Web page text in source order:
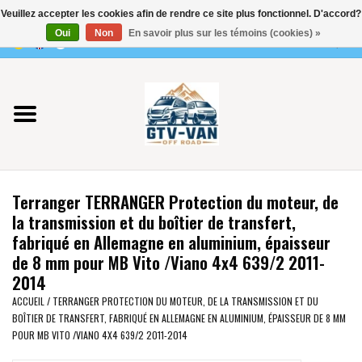
0 Articles - €0,00
Utilisez
les
flèches
haut
et
bas
pour
résultat
disponible.
Appuyez
sur
pour
accéder
au
Vito / classe V - 447
Viano /Vito 639
VW T7 2025
VW T6
VW T5
Terranger TERRANGER Protection du moteur, de
la transmission et du boîtier de transfert,
fabriqué en Allemagne en aluminium, épaisseur
de 8 mm pour MB Vito /Viano 4x4 639/2 2011-
2014
ACCUEIL / TERRANGER PROTECTION DU MOTEUR, DE LA TRANSMISSION ET DU
BOÎTIER DE TRANSFERT, FABRIQUÉ EN ALLEMAGNE EN ALUMINIUM, ÉPAISSEUR DE 8 MM
POUR MB VITO /VIANO 4X4 639/2 2011-2014
Veuillez accepter les cookies afin de rendre ce site plus fonctionnel. D'accord?
Oui
Non En savoir plus sur les témoins (cookies) »